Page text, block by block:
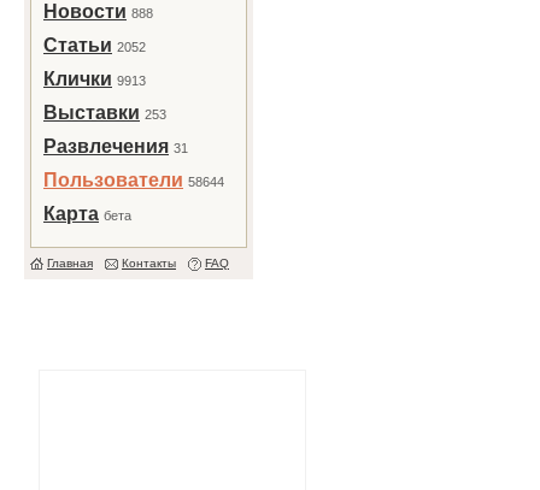
Новости 888
Статьи 2052
Клички 9913
Выставки 253
Развлечения 31
Пользователи 58644
Карта бета
Главная Контакты FAQ